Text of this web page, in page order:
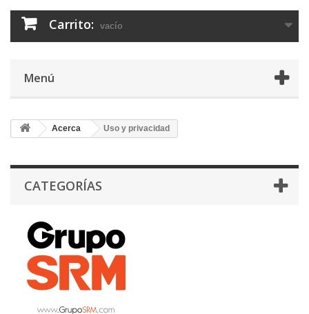
Carrito: vacío
Menú
Acerca Uso y privacidad
CATEGORÍAS